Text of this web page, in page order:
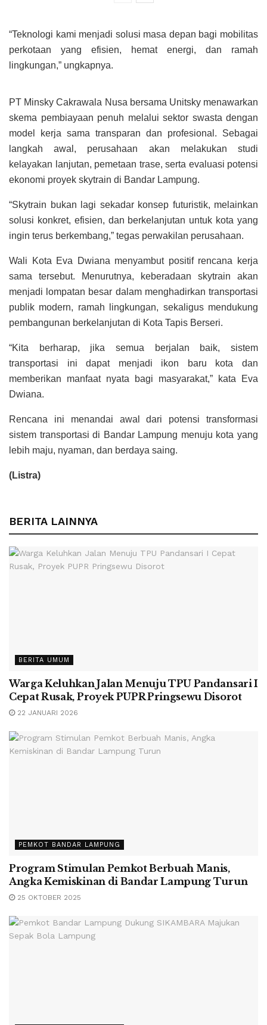
“Teknologi kami menjadi solusi masa depan bagi mobilitas
perkotaan yang efisien, hemat energi, dan ramah
lingkungan,” ungkapnya.
PT Minsky Cakrawala Nusa bersama Unitsky menawarkan
skema pembiayaan penuh melalui sektor swasta dengan
model kerja sama transparan dan profesional. Sebagai
langkah awal, perusahaan akan melakukan studi
kelayakan lanjutan, pemetaan trase, serta evaluasi potensi
ekonomi proyek skytrain di Bandar Lampung.
“Skytrain bukan lagi sekadar konsep futuristik, melainkan
solusi konkret, efisien, dan berkelanjutan untuk kota yang
ingin terus berkembang,” tegas perwakilan perusahaan.
Wali Kota Eva Dwiana menyambut positif rencana kerja
sama tersebut. Menurutnya, keberadaan skytrain akan
menjadi lompatan besar dalam menghadirkan transportasi
publik modern, ramah lingkungan, sekaligus mendukung
pembangunan berkelanjutan di Kota Tapis Berseri.
“Kita berharap, jika semua berjalan baik, sistem
transportasi ini dapat menjadi ikon baru kota dan
memberikan manfaat nyata bagi masyarakat,” kata Eva
Dwiana.
Rencana ini menandai awal dari potensi transformasi
sistem transportasi di Bandar Lampung menuju kota yang
lebih maju, nyaman, dan berdaya saing.
(Listra)
BERITA LAINNYA
BERITA UMUM
Warga Keluhkan Jalan Menuju TPU Pandansari I
Cepat Rusak, Proyek PUPR Pringsewu Disorot
22 JANUARI 2026
PEMKOT BANDAR LAMPUNG
Program Stimulan Pemkot Berbuah Manis,
Angka Kemiskinan di Bandar Lampung Turun
25 OKTOBER 2025